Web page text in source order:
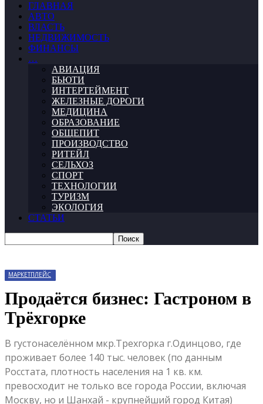
ГЛАВНАЯ
АВТО
ВЛАСТЬ
НЕДВИЖИМОСТЬ
ФИНАНСЫ
…
АВИАЦИЯ
БЬЮТИ
ИНТЕРТЕЙМЕНТ
ЖЕЛЕЗНЫЕ ДОРОГИ
МЕДИЦИНА
ОБРАЗОВАНИЕ
ОБЩЕПИТ
ПРОИЗВОДСТВО
РИТЕЙЛ
СЕЛЬХОЗ
СПОРТ
ТЕХНОЛОГИИ
ТУРИЗМ
ЭКОЛОГИЯ
СТАТЬИ
МАРКЕТПЛЕЙС
Продаётся бизнес: Гастроном в
Трёхгорке
В густонаселённом мкр.Трехгорка г.Одинцово, где
проживает более 140 тыс. человек (по данным
Росстата, плотность населения на 1 кв. км.
превосходит не только все города России, включая
Москву, но и Шанхай - крупнейший город Китая)